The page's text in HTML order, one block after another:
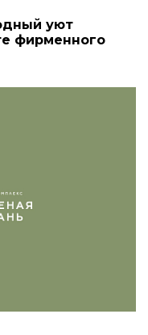
уют
фирменного